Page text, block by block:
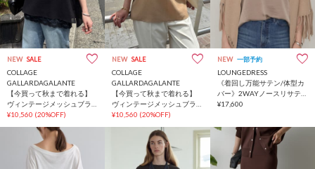
NEW SALE
COLLAGE
GALLARDAGALANTE
【今買って秋まで着れる】
ヴィンテージメッシュブラ
ウス/シアー
¥10,560 (20%OFF)
NEW SALE
COLLAGE
GALLARDAGALANTE
【今買って秋まで着れる】
ヴィンテージメッシュブラ
ウス/シアー
¥10,560 (20%OFF)
NEW 一部予約
LOUNGEDRESS
《着回し万能サテン/体型カ
バー》2WAYノースリサテン
チュニック
¥17,600